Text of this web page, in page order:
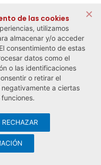
siguiente →
Social y del Trabajo
privacidad
web:Visualco
de las cookies
utilizamos
almacenar y/o acceder
consentimiento de estas
datos como el
o las identificaciones
o retirar el
a ciertas
RECHAZAR